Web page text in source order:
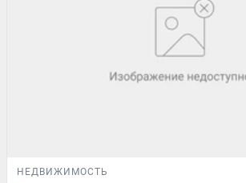
НЕДВИЖИМОСТЬ